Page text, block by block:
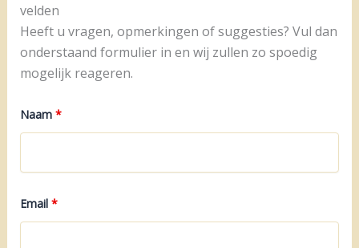
velden
Heeft u vragen, opmerkingen of suggesties? Vul dan
onderstaand formulier in en wij zullen zo spoedig
mogelijk reageren.
Naam *
Email *